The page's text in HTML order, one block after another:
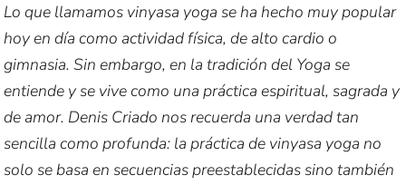
Lo que llamamos vinyasa yoga se ha hecho muy popular
hoy en día como actividad física, de alto cardio o
gimnasia. Sin embargo, en la tradición del Yoga se
entiende y se vive como una práctica espiritual, sagrada y
de amor. Denis Criado nos recuerda una verdad tan
sencilla como profunda: la práctica de vinyasa yoga no
solo se basa en secuencias preestablecidas sino también